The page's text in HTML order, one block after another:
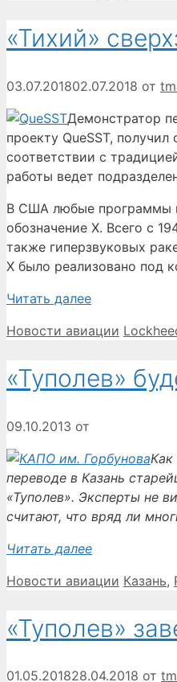
«Тихий»
03.07.201802.07.2018 от
Демонстратор
проекту QueSST,
соответствии с
работы ведет
В США любые программы
обозначение X. Всего с
также гиперзвуковых
X было реализовано под
Читать далее
Рубрики
Новости авиации Метки
«Туполев»
09.10.2013 от
переводе в Казань
«Туполев». Эксперты не
считают, что вряд ли
Читать далее
Рубрики
Новости авиации Метки
Казань,
«Туполев»
01.05.201828.04.2018 от